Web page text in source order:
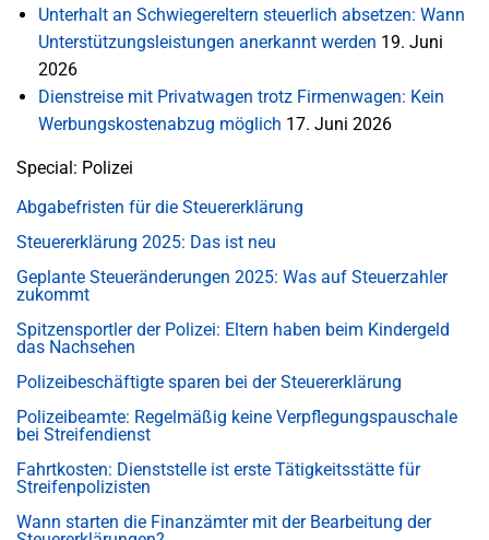
Unterhalt an Schwiegereltern steuerlich absetzen: Wann
Unterstützungsleistungen anerkannt werden 19. Juni
2026
Dienstreise mit Privatwagen trotz Firmenwagen: Kein
Werbungskostenabzug möglich 17. Juni 2026
Special: Polizei
Abgabefristen für die Steuererklärung
Steuererklärung 2025: Das ist neu
Geplante Steueränderungen 2025: Was auf Steuerzahler
zukommt
Spitzensportler der Polizei: Eltern haben beim Kindergeld
das Nachsehen
Polizeibeschäftigte sparen bei der Steuererklärung
Polizeibeamte: Regelmäßig keine Verpflegungspauschale
bei Streifendienst
Fahrtkosten: Dienststelle ist erste Tätigkeitsstätte für
Streifenpolizisten
Wann starten die Finanzämter mit der Bearbeitung der